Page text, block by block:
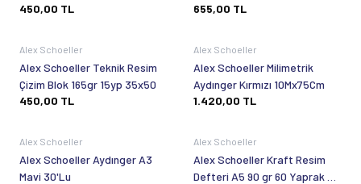
450,00 TL
655,00 TL
Alex Schoeller
Alex Schoeller Teknik Resim
Çizim Blok 165gr 15yp 35x50
450,00 TL
Alex Schoeller
Alex Schoeller Milimetrik
Aydınger Kırmızı 10Mx75Cm
1.420,00 TL
Alex Schoeller
Alex Schoeller Aydınger A3
Mavi 30'Lu
Alex Schoeller
Alex Schoeller Kraft Resim
Defteri A5 90 gr 60 Yaprak Dik